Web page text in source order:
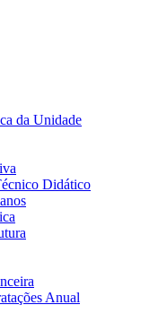
da Unidade
Didático
Anual